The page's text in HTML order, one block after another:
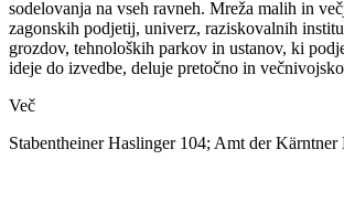
sodelovanja na vseh ravneh. Mreža malih in
zagonskih podjetij, univerz, raziskovalnih
grozdov, tehnoloških parkov in ustanov, ki
ideje do izvedbe, deluje pretočno in
Več
Stabentheiner Haslinger 104; Amt der Kärntner